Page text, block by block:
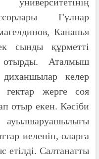
Гүлнар
Канапья
сынды құрметті
Аталмыш
келер
жерге соя
отыр екен. Кәсіби
иеленіп, оларға
етілді. Салтанатты